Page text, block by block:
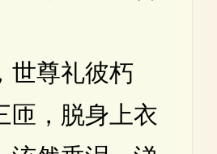
尊礼彼朽
匝，脱身上衣